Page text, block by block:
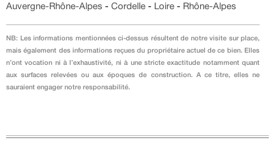
Auvergne-Rhône-Alpes - Cordelle - Loire - Rhône-Alpes
NB: Les informations mentionnées ci-dessus résultent de notre visite sur place,
mais également des informations reçues du propriétaire actuel de ce bien. Elles
n’ont vocation ni à l’exhaustivité, ni à une stricte exactitude notamment quant
aux surfaces relevées ou aux époques de construction. A ce titre, elles ne
sauraient engager notre responsabilité.